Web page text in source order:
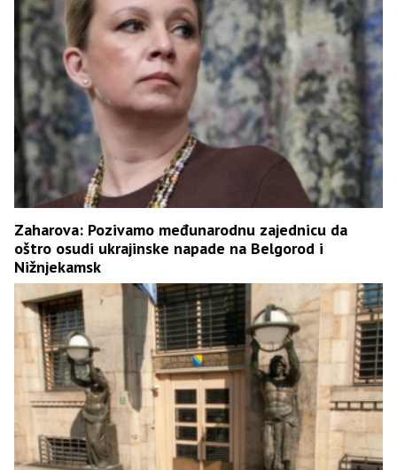
Zaharova: Pozivamo međunarodnu zajednicu da
oštro osudi ukrajinske napade na Belgorod i
Nižnjekamsk